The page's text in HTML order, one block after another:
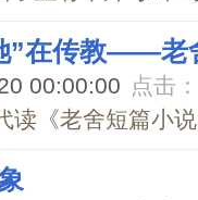
”在传教――老
00:00:00 点击：
读《老舍短篇小